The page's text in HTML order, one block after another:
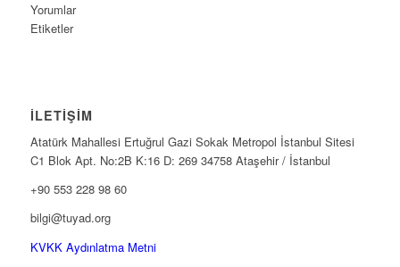
Yorumlar
Etiketler
İLETİŞİM
Atatürk Mahallesi Ertuğrul Gazi Sokak Metropol İstanbul Sitesi
C1 Blok Apt. No:2B K:16 D: 269 34758 Ataşehir / İstanbul
+90 553 228 98 60
bilgi@tuyad.org
KVKK Aydınlatma Metni